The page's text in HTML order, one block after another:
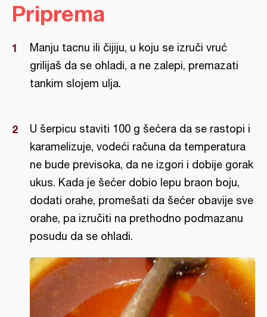
Priprema
Manju tacnu ili čijiju, u koju se izruči vruć
grilijaš da se ohladi, a ne zalepi, premazati
tankim slojem ulja.
U šerpicu staviti 100 g šećera da se rastopi i
karamelizuje, vodeći računa da temperatura
ne bude previsoka, da ne izgori i dobije gorak
ukus. Kada je šećer dobio lepu braon boju,
dodati orahe, promešati da šećer obavije sve
orahe, pa izručiti na prethodno podmazanu
posudu da se ohladi.